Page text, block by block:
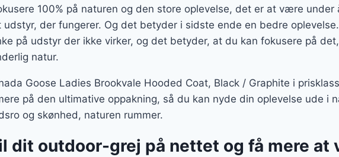
100% på naturen og den store oplevelse, det er at være under
udstyr, der fungerer. Og det betyder i sidste ende en bedre
på udstyr der ikke virker, og det betyder, at du kan fokusere på
natur.
Goose Ladies Brookvale Hooded Coat, Black / Graphite i
på den ultimative oppakning, så du kan nyde din oplevelse ude i
og skønhed, naturen rummer.
dit outdoor-grej på nettet og få mere at